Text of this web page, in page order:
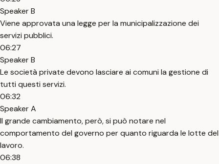
Speaker B
Viene approvata una legge per la municipalizzazione dei
servizi pubblici.
06:27
Speaker B
Le società private devono lasciare ai comuni la gestione di
tutti questi servizi.
06:32
Speaker A
Il grande cambiamento, però, si può notare nel
comportamento del governo per quanto riguarda le lotte del
lavoro.
06:38